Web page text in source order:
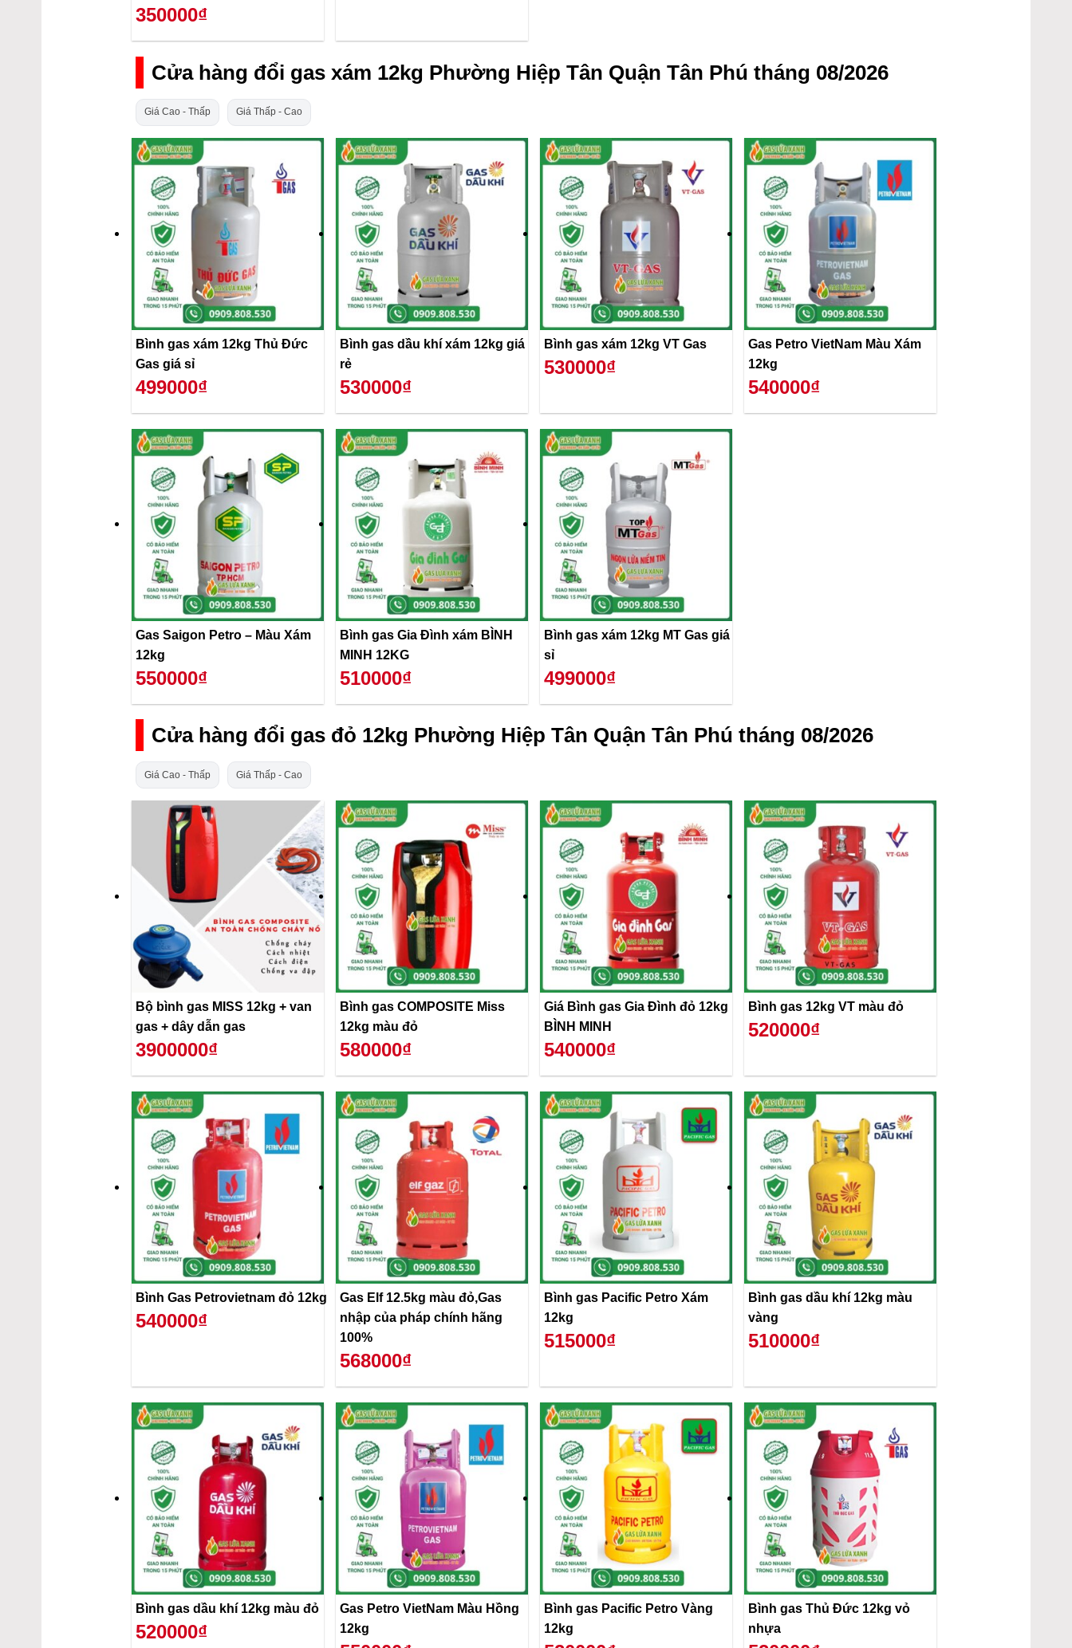
350000₫
Cửa hàng đổi gas xám 12kg Phường Hiệp Tân Quận Tân Phú tháng 08/2026
Giá Cao - Thấp Giá Thấp - Cao
Bình gas xám 12kg Thủ Đức
Gas giá sỉ
499000₫
Bình gas dầu khí xám 12kg giá
rẻ
530000₫
Bình gas xám 12kg VT Gas
530000₫
Gas Petro VietNam Màu Xám
12kg
540000₫
Gas Saigon Petro – Màu Xám
12kg
550000₫
Bình gas Gia Đình xám BÌNH
MINH 12KG
510000₫
Bình gas xám 12kg MT Gas giá
sỉ
499000₫
Cửa hàng đổi gas đỏ 12kg Phường Hiệp Tân Quận Tân Phú tháng 08/2026
Giá Cao - Thấp Giá Thấp - Cao
Bộ bình gas MISS 12kg + van
gas + dây dẫn gas
3900000₫
Bình gas COMPOSITE Miss
12kg màu đỏ
580000₫
Giá Bình gas Gia Đình đỏ 12kg
BÌNH MINH
540000₫
Bình gas 12kg VT màu đỏ
520000₫
Bình Gas Petrovietnam đỏ 12kg
540000₫
Gas Elf 12.5kg màu đỏ,Gas
nhập của pháp chính hãng
100%
568000₫
Bình gas Pacific Petro Xám
12kg
515000₫
Bình gas dầu khí 12kg màu
vàng
510000₫
Bình gas dầu khí 12kg màu đỏ
520000₫
Gas Petro VietNam Màu Hồng
12kg
Bình gas Pacific Petro Vàng
12kg
Bình gas Thủ Đức 12kg vỏ
nhựa